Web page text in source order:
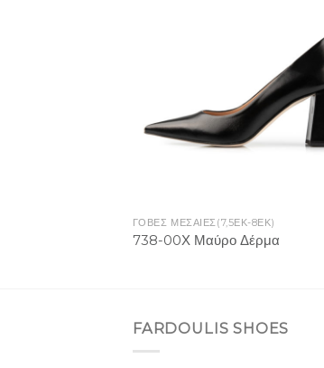
ΓΟΒΕΣ ΜΕΣΑΙΕΣ(7,5ΕΚ-8ΕΚ)
738-00Χ Μαύρο Δέρμα
FARDOULIS SHOES